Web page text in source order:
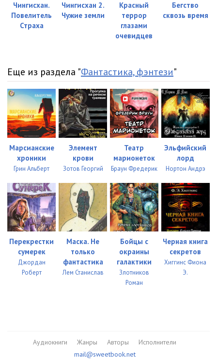
Чингисхан.
Повелитель
Страха
Чингисхан 2.
Чужие земли
Красный
террор
глазами
очевидцев
Бегство
сквозь время
Еще из раздела "Фантастика, фэнтези"
Марсианские
хроники
Грин Альберт
Элемент
крови
Зотов Георгий
Театр
марионеток
Браун Фредерик
Эльфийский
лорд
Нортон Андрэ
Перекрестки
сумерек
Джордан
Роберт
Маска. Не
только
фантастика
Лем Станислав
Бойцы с
окраины
галактики
Злотников
Роман
Черная книга
секретов
Хиггинс Фиона
Э.
Аудиокниги Жанры Авторы
Исполнители
mail@sweetbook.net